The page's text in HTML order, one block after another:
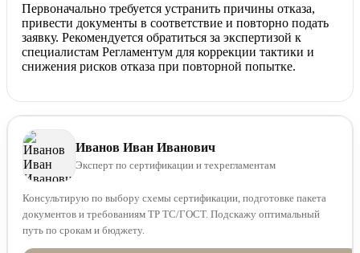
Первоначально требуется устранить причины отказа,
привести документы в соответствие и повторно подать
заявку. Рекомендуется обратиться за экспертизой к
специалистам Регламентум для коррекции тактики и
снижения рисков отказа при повторной попытке.
Иванов Иван Иванович
Эксперт по сертификации и техрегламентам
Консультирую по выбору схемы сертификации, подготовке пакета
документов и требованиям ТР ТС/ГОСТ. Подскажу оптимальный
путь по срокам и бюджету.